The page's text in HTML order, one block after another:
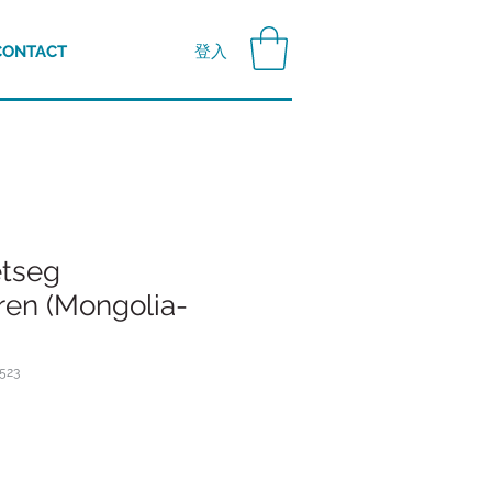
登入
(Mongolia-